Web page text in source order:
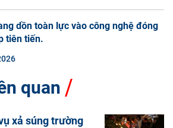
dồn toàn lực vào công nghệ đóng
tiên tiến.
quan
xả súng trường